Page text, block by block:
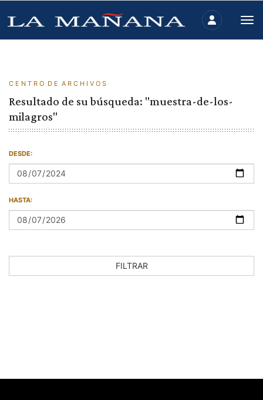
C E N T R O D E A R C H I V O S
Resultado de su búsqueda: "muestra-de-los-
milagros"
DESDE:
HASTA:
FILTRAR